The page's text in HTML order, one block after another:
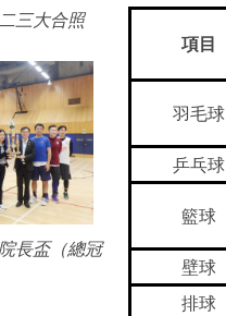
三大合照
長盃（總冠
項目
羽毛球
乒乓球
籃球
壁球
排球